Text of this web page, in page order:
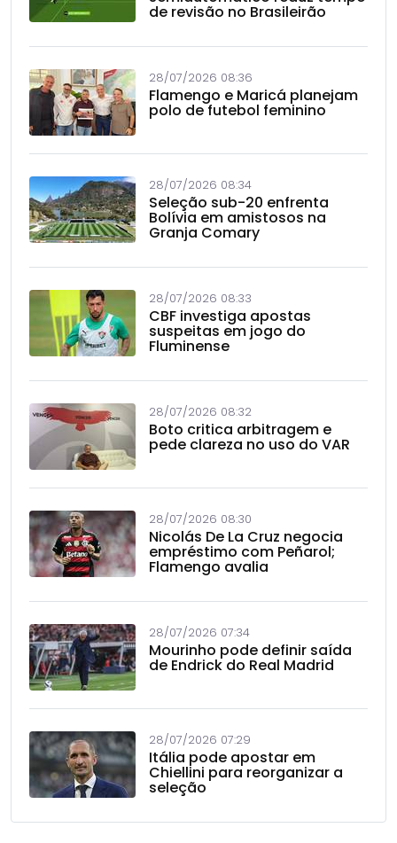
de revisão no Brasileirão
28/07/2026 08:36
Flamengo e Maricá planejam
polo de futebol feminino
28/07/2026 08:34
Seleção sub-20 enfrenta
Bolívia em amistosos na
Granja Comary
28/07/2026 08:33
CBF investiga apostas
suspeitas em jogo do
Fluminense
28/07/2026 08:32
Boto critica arbitragem e
pede clareza no uso do VAR
28/07/2026 08:30
Nicolás De La Cruz negocia
empréstimo com Peñarol;
Flamengo avalia
28/07/2026 07:34
Mourinho pode definir saída
de Endrick do Real Madrid
28/07/2026 07:29
Itália pode apostar em
Chiellini para reorganizar a
seleção